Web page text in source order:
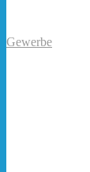
Gewerbe